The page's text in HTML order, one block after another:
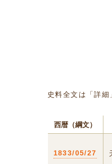
史料全文は「詳
西暦（綱文）
1833/05/27